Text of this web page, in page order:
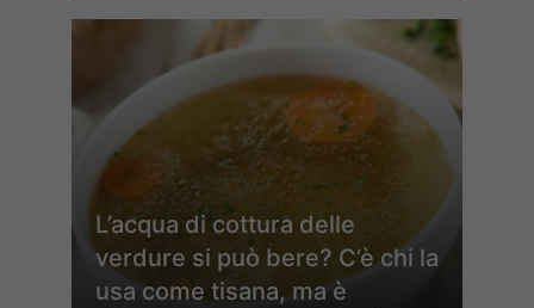
L’acqua di cottura delle
verdure si può bere? C’è chi la
usa come tisana, ma è